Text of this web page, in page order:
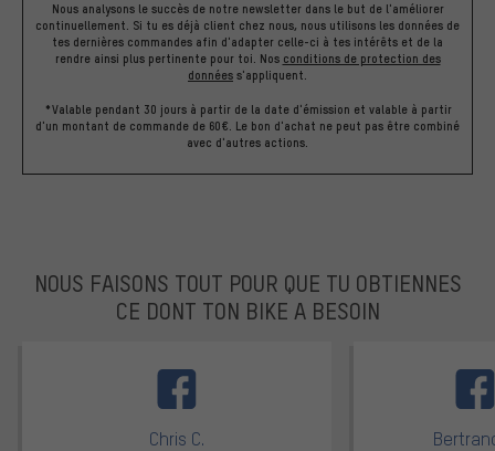
Nous analysons le succès de notre newsletter dans le but de l'améliorer
continuellement. Si tu es déjà client chez nous, nous utilisons les données de
tes dernières commandes afin d'adapter celle-ci à tes intérêts et de la
rendre ainsi plus pertinente pour toi. Nos conditions de protection des
données s'appliquent.
*Valable pendant 30 jours à partir de la date d'émission et valable à partir
d'un montant de commande de 60€. Le bon d'achat ne peut pas être combiné
avec d'autres actions.
NOUS FAISONS TOUT POUR QUE TU OBTIENNES
CE DONT TON BIKE A BESOIN
Chris C.